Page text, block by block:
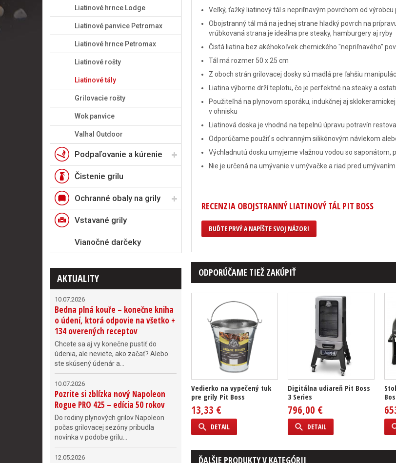
Veľký, ťažký liatinový tál s nepriľnavým povrchom od výrobcu
Obojstranný tál má na jednej strane hladký povrch na
vrúbkovaná strana je ideálna pre steaky, hamburgery aj ryby
Čistá liatina bez akéhokoľvek chemického "nepriľnavého"
Tál má rozmer 50 x 25 cm
Z oboch strán grilovacej dosky sú madlá pre ľahšiu
Liatina výborne drží teplotu, čo je perfektné na steaky a
Použiteľná na plynovom sporáku, indukčnej aj
v ohnisku
Liatinová doska je vhodná na tepelnú úpravu potravín
Odporúčame použiť s ochranným silikónovým návlekom
Výchladnutú dosku umyjeme vlažnou vodou so
Nie je určená na umývanie v umývačke a riad pred
RECENZIA OBOJSTRANNÝ LIATINOVÝ TÁL PIT BOSS
BUĎTE PRVÝ A NAPÍŠTE SVOJ NÁZOR!
ODPORÚČAME TIEŽ ZAKÚPIŤ
Vedierko na vypečený tuk
pre grily Pit Boss
13,33 €
DETAIL
Digitálna udiareň Pit Boss
3 Series
796,00 €
DETAIL
ĎALŠIE PRODUKTY V KATEGÓRII
Liatinové hrnce Lodge
Liatinové panvice Petromax
Liatinové hrnce Petromax
Liatinové rošty
Liatinové tály
Grilovacie rošty
Wok panvice
Valhal Outdoor
Podpaľovanie a kúrenie
Čistenie grilu
Ochranné obaly na grily
Vstavané grily
Vianočné darčeky
AKTUALITY
10.07.2026
Bedna plná kouře – konečne kniha
o údení, ktorá odpovie na všetko +
134 overených receptov
Chcete sa aj vy konečne pustiť do
údenia, ale neviete, ako začať? Alebo
ste skúsený údenár a...
10.07.2026
Pozrite si zblízka nový Napoleon
Rogue PRO 425 – edícia 50 rokov
Do rodiny plynových grilov Napoleon
počas grilovacej sezóny pribudla
novinka v podobe grilu...
12.05.2026